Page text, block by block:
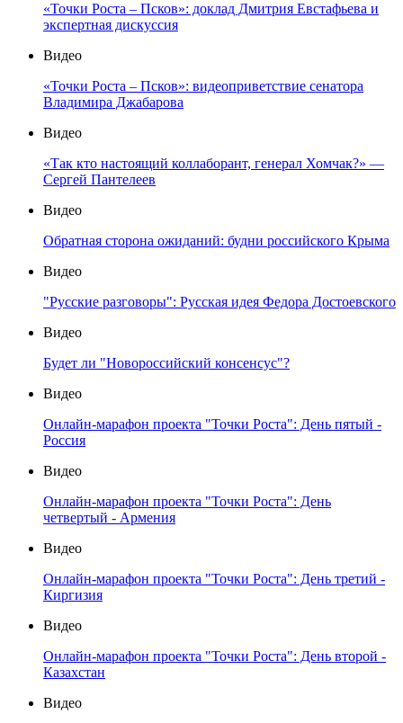
«Точки Роста – Псков»: доклад Дмитрия Евстафьева и
экспертная дискуссия
Видео
«Точки Роста – Псков»: видеоприветствие сенатора
Владимира Джабарова
Видео
«Так кто настоящий коллаборант, генерал Хомчак?» —
Сергей Пантелеев
Видео
Обратная сторона ожиданий: будни российского Крыма
Видео
"Русские разговоры": Русская идея Федора Достоевского
Видео
Будет ли "Новороссийский консенсус"?
Видео
Онлайн-марафон проекта "Точки Роста": День пятый -
Россия
Видео
Онлайн-марафон проекта "Точки Роста": День
четвертый - Армения
Видео
Онлайн-марафон проекта "Точки Роста": День третий -
Киргизия
Видео
Онлайн-марафон проекта "Точки Роста": День второй -
Казахстан
Видео